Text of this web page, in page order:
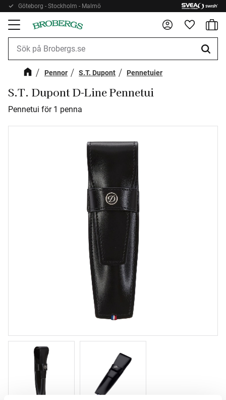
Meny
Göteborg - Stockholm - Malmö
Pennor S.T. Dupont Pennetuier
S.T. Dupont D-Line Pennetui
Pennetui för 1 penna